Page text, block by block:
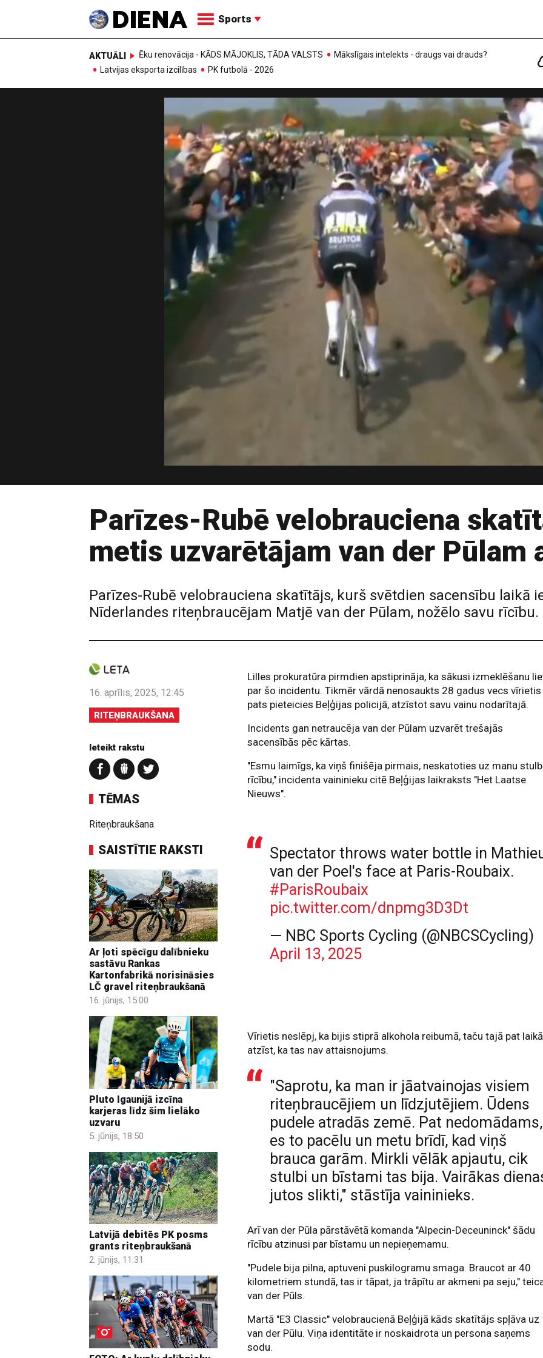
Sports
AKTUĀLI Ēku renovācija - KĀDS MĀJOKLIS, TĀDA VALSTS
Mākslīgais intelekts - draugs vai drauds?
Latvijas eksporta izcilības
PK futbolā - 2026
Parīzes-Rubē velobrauciena
metis uzvarētājam van der Pūlam
Parīzes-Rubē velobrauciena skatītājs, kurš svētdien sacensību laikā
Nīderlandes riteņbraucējam Matjē van der Pūlam, nožēlo savu rīcību.
16. aprīlis, 2025, 12:45
RITEŅBRAUKŠANA
Ieteikt rakstu
TĒMAS
Riteņbraukšana
SAISTĪTIE RAKSTI
Ar ļoti spēcīgu dalībnieku
sastāvu Rankas
Kartonfabrikā norisināsies
LČ gravel riteņbraukšanā
16. jūnijs, 15:00
Pluto Igaunijā izcīna
karjeras līdz šim lielāko
uzvaru
5. jūnijs, 18:50
Latvijā debitēs PK posms
grants riteņbraukšanā
2. jūnijs, 11:31
Lilles prokuratūra pirmdien apstiprināja, ka sākusi izmeklēšanu
par šo incidentu. Tikmēr vārdā nenosaukts 28 gadus vecs vīrietis
pats pieteicies Beļģijas policijā, atzīstot savu vainu nodarītajā.
Incidents gan netraucēja van der Pūlam uzvarēt trešajās
sacensībās pēc kārtas.
"Esmu laimīgs, ka viņš finišēja pirmais, neskatoties uz manu
rīcību," incidenta vaininieku citē Beļģijas laikraksts "Het Laatse
Nieuws".
Spectator throws water bottle in
van der Poel's face at Paris-Roubaix.
#ParisRoubaix
pic.twitter.com/dnpmg3D3Dt
— NBC Sports Cycling (@NBCSCycling)
April 13, 2025
Vīrietis neslēpj, ka bijis stiprā alkohola reibumā, taču tajā pat laikā
atzīst, ka tas nav attaisnojums.
"Saprotu, ka man ir jāatvainojas visiem
riteņbraucējiem un līdzjutējiem. Ūdens
pudele atradās zemē. Pat nedomādams,
es to pacēlu un metu brīdī, kad viņš
brauca garām. Mirkli vēlāk apjautu, cik
stulbi un bīstami tas bija. Vairākas
jutos slikti," stāstīja vaininieks.
Arī van der Pūla pārstāvētā komanda "Alpecin-Deceuninck" šādu
rīcību atzinusi par bīstamu un nepieņemamu.
"Pudele bija pilna, aptuveni puskilogramu smaga. Braucot ar 40
kilometriem stundā, tas ir tāpat, ja trāpītu ar akmeni pa seju,"
van der Pūls.
Martā "E3 Classic" velobraucienā Beļģijā kāds skatītājs spļāva uz
van der Pūlu. Viņa identitāte ir noskaidrota un persona saņems
sodu.